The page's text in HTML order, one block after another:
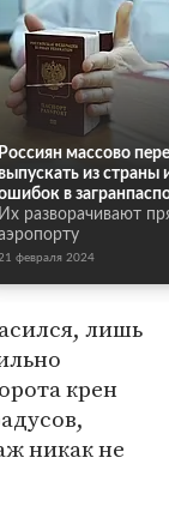
Россиян массово
из страны
в
Их разворачивают
февраля 2024
лишь
крен
никак не